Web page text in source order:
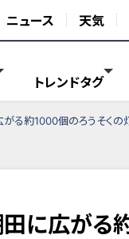
ニュース 天気
トレンドタグ
がる約1000個のろうそく
田に広が